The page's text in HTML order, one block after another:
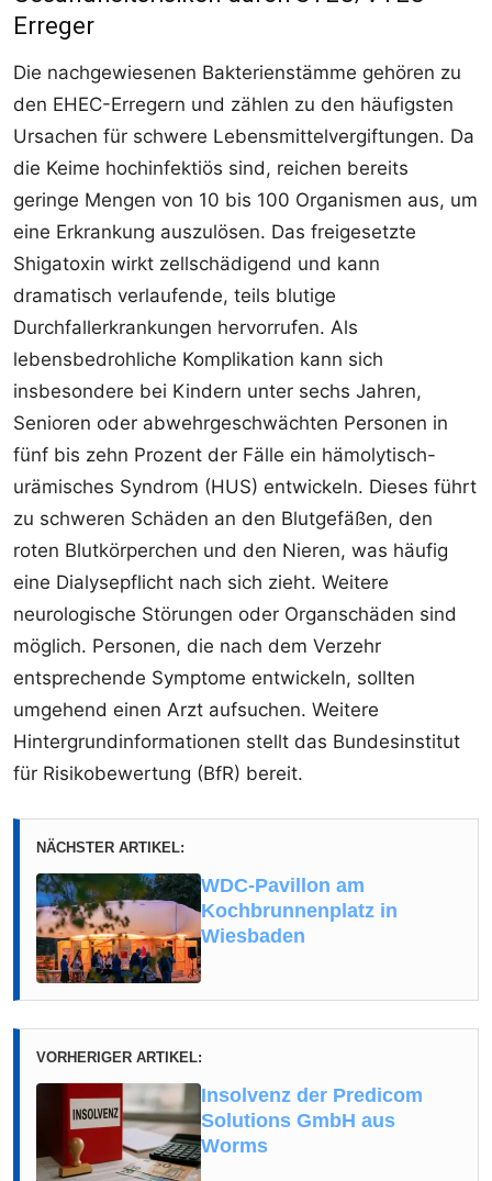
Erreger
Die nachgewiesenen Bakterienstämme gehören zu
den EHEC-Erregern und zählen zu den häufigsten
Ursachen für schwere Lebensmittelvergiftungen. Da
die Keime hochinfektiös sind, reichen bereits
geringe Mengen von 10 bis 100 Organismen aus, um
eine Erkrankung auszulösen. Das freigesetzte
Shigatoxin wirkt zellschädigend und kann
dramatisch verlaufende, teils blutige
Durchfallerkrankungen hervorrufen. Als
lebensbedrohliche Komplikation kann sich
insbesondere bei Kindern unter sechs Jahren,
Senioren oder abwehrgeschwächten Personen in
fünf bis zehn Prozent der Fälle ein hämolytisch-
urämisches Syndrom (HUS) entwickeln. Dieses führt
zu schweren Schäden an den Blutgefäßen, den
roten Blutkörperchen und den Nieren, was häufig
eine Dialysepflicht nach sich zieht. Weitere
neurologische Störungen oder Organschäden sind
möglich. Personen, die nach dem Verzehr
entsprechende Symptome entwickeln, sollten
umgehend einen Arzt aufsuchen. Weitere
Hintergrundinformationen stellt das Bundesinstitut
für Risikobewertung (BfR) bereit.
NÄCHSTER ARTIKEL:
WDC-Pavillon am
Kochbrunnenplatz in
Wiesbaden
VORHERIGER ARTIKEL:
Insolvenz der Predicom
Solutions GmbH aus
Worms